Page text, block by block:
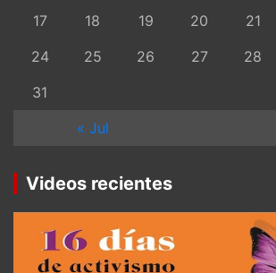
17
18 19 20 21
24
25 26 27 28
31
« Jul
Videos recientes